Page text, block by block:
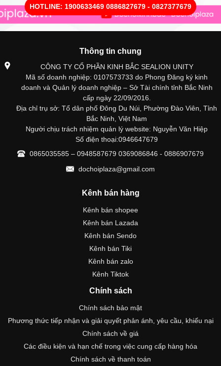
HOTLINE: 1900633469 0886827679 - 0827377679
Thông tin chung
CÔNG TY CỔ PHẦN KINH BẮC SEALION UNITY
Mã số doanh nghiệp: 0107573733 do Phong Đăng ký kinh
doanh và Quản lý doanh nghiệp – Sở Tài chính tỉnh Bắc Ninh
cấp ngày 22/09/2016.
Địa chỉ trụ sở: Tổ dân phố Đông Du Núi, Phường Đào Viên, Tỉnh
Bắc Ninh, Việt Nam
Người chịu trách nhiệm quản lý website: Nguyễn Văn Hiệp
Số điện thoại:0946647679
0865035585 – 0948587679 0369086846 - 0886907679
dochoiplaza@gmail.com
Kênh bán hàng
Kênh bán shopee
Kênh bán Lazada
Kênh bán Sendo
Kênh bán Tiki
Kênh bán zalo
Kênh Tiktok
Chính sách
Chính sách bảo mật
Phương thức tiếp nhận và giải quyết phản ánh, yêu cầu, khiếu nại
Chính sách về giá
Các điều kiện và hạn chế trong việc cung cấp hàng hóa
Chính sách về thanh toán